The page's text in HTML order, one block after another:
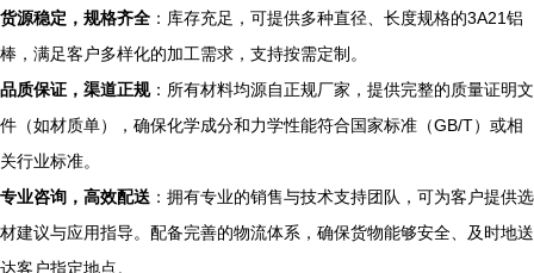
货源稳定，规格齐全 ：库存充足，可提供多种直径、长度规格的3A21铝
棒，满足客户多样化的加工需求，支持按需定制。
品质保证，渠道正规：所有材料均源自正规厂家，提供完整的质量证明文
件（如材质单），确保化学成分和力学性能符合国家标准（GB/T）或相
关行业标准。
专业咨询，高效配送 ：拥有专业的销售与技术支持团队，可为客户提供选
材建议与应用指导。配备完善的物流体系，确保货物能够安全、及时地送
达客户指定地点。